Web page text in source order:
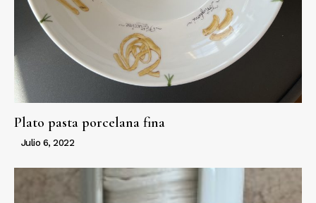
Plato pasta porcelana fina
Julio 6, 2022